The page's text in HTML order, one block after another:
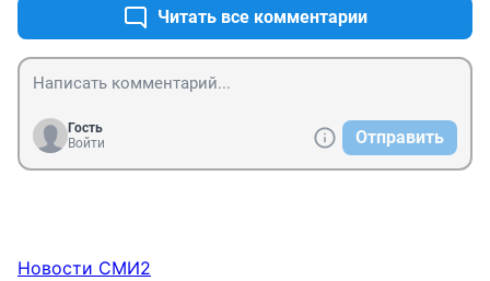
проезжей части. Ну а ехать по середине
широкополосной дороги с ребёнком - это вообще
самоубийство. За такое надо административный
арест давать
Читать все комментарии
Гость
Войти
Отправить
Новости СМИ2